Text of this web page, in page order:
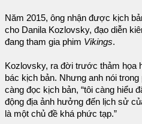
Năm 2015, ông nhận được kịch
cho Danila Kozlovsky, đạo diễn
đang tham gia phim Vikings.
Kozlovsky, ra đời trước thảm họa
bác kịch bản. Nhưng anh nói
càng đọc kịch bản, “tôi càng hiểu
động địa ảnh hưởng đến lịch sử
là một chủ đề khá phức tạp.”